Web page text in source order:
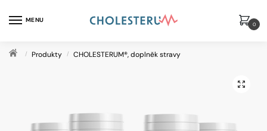
MENU
0
Domů
/ Produkty / CHOLESTERUM®, doplněk stravy
🔍